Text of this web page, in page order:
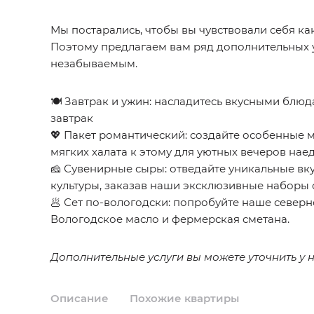
Мы постарались, чтобы вы чувствовали себя
Поэтому предлагаем вам ряд
незабываемым.
🍽 Завтрак и ужин: насладитесь вкусными
завтрак
💖 Пакет романтический: создайте
мягких халата к этому для уютных вечеров
🧀 Сувенирные сыры: отведайте уникальные
культуры, заказав наши эксклюзивные
🥟 Сет по-вологодски: попробуйте наше
Вологодское масло и фермерская сметана.
Дополнительные услуги вы можете уточнить
Описание Похожие квартиры